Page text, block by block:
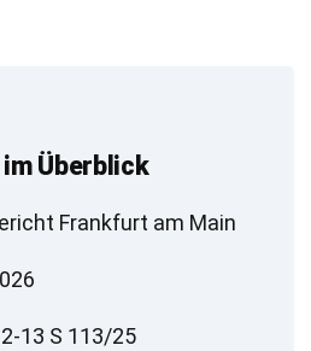
Überblick
Frankfurt am Main
2-13 S 113/25